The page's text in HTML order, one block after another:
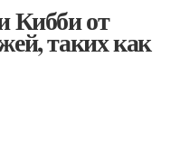
Кибби от
таких как